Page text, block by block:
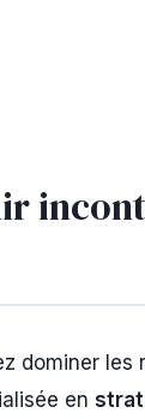
dominer les
en